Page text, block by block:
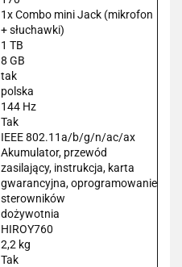
1x Combo mini Jack (mikrofon
+ słuchawki)
1 TB
8 GB
tak
polska
144 Hz
Tak
IEEE 802.11a/b/g/n/ac/ax
Akumulator, przewód
zasilający, instrukcja, karta
gwarancyjna, oprogramowanie
sterowników
dożywotnia
HIROY760
2,2 kg
Tak